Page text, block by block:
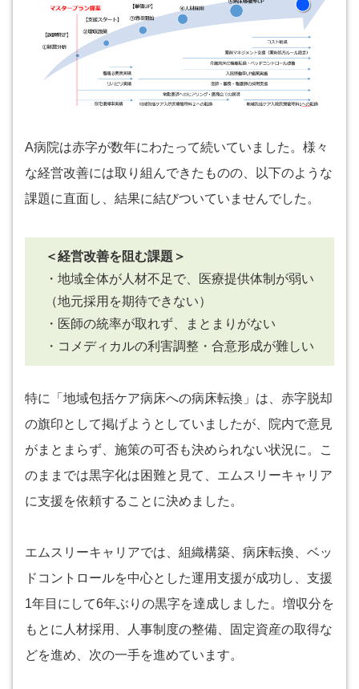
A病院は赤字が数年にわたって続いていました。様々
な経営改善には取り組んできたものの、以下のような
課題に直面し、結果に結びついていませんでした。
＜経営改善を阻む課題＞
・地域全体が人材不足で、医療提供体制が弱い
（地元採用を期待できない）
・医師の統率が取れず、まとまりがない
・コメディカルの利害調整・合意形成が難しい
特に「地域包括ケア病床への病床転換」は、赤字脱却
の旗印として掲げようとしていましたが、院内で意見
がまとまらず、施策の可否も決められない状況に。こ
のままでは黒字化は困難と見て、エムスリーキャリア
に支援を依頼することに決めました。
エムスリーキャリアでは、組織構築、病床転換、ベッ
ドコントロールを中心とした運用支援が成功し、支援
1年目にして6年ぶりの黒字を達成しました。増収分を
もとに人材採用、人事制度の整備、固定資産の取得な
どを進め、次の一手を進めています。